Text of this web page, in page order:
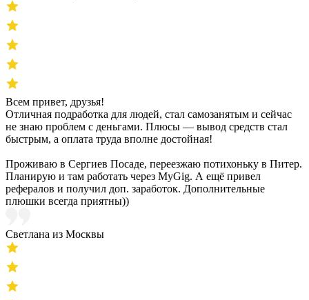
Всем привет, друзья!
Отличная подработка для людей, стал самозанятым и сейчас
не знаю проблем с деньгами. Плюсы — вывод средств стал
быстрым, а оплата труда вполне достойная!
Проживаю в Сергиев Посаде, переезжаю потихоньку в Питер.
Планирую и там работать через MyGig. А ещё привел
рефералов и получил доп. заработок. Дополнительные
плюшки всегда приятны))
Светлана из Москвы